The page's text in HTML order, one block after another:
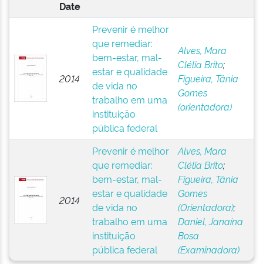
Date
2014
Prevenir é melhor
que remediar:
bem-estar, mal-
estar e qualidade
de vida no
trabalho em uma
instituição
pública federal
Alves, Mara
Clélia Brito;
Figueira, Tânia
Gomes
(orientadora)
2014
Prevenir é melhor
que remediar:
bem-estar, mal-
estar e qualidade
de vida no
trabalho em uma
instituição
pública federal
Alves, Mara
Clélia Brito;
Figueira, Tânia
Gomes
(Orientadora);
Daniel, Janaína
Bosa
(Examinadora)